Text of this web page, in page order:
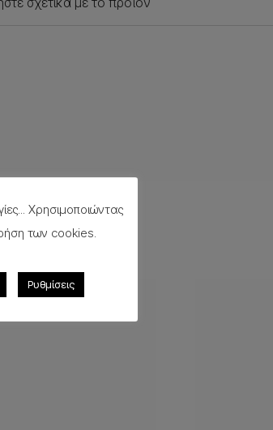
Χρησιμοποιώντας
των cookies.
Ρυθμίσεις